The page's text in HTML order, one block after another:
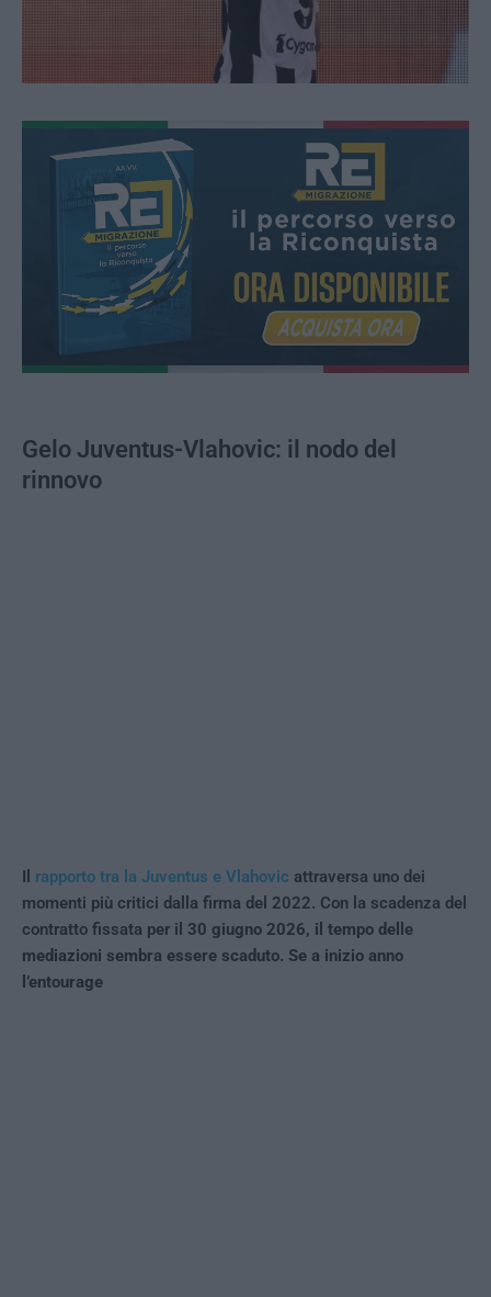
Gelo Juventus-Vlahovic: il nodo del
rinnovo
Il rapporto tra la Juventus e Vlahovic attraversa uno dei
momenti più critici dalla firma del 2022. Con la scadenza del
contratto fissata per il 30 giugno 2026, il tempo delle
mediazioni sembra essere scaduto. Se a inizio anno
l’entourage